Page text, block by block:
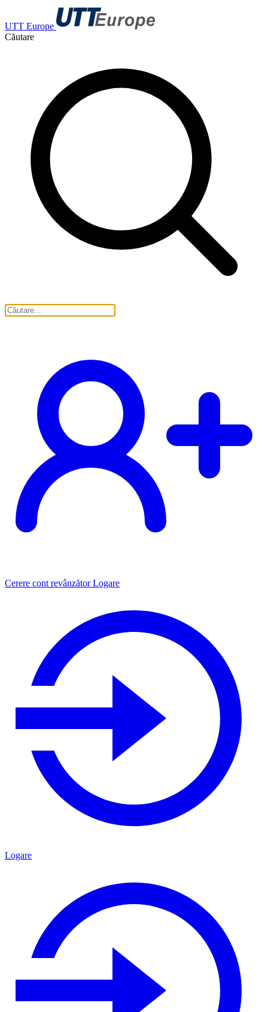
UTT Europe
Căutare
Cerere cont revânzător Logare
Logare